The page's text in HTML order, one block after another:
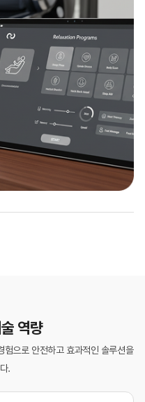
역량
험으로 안전하고 효과적인 솔루션을
.